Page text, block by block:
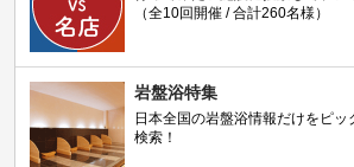
（全10回開催 / 合計260名様）
岩盤浴特集
日本全国の岩盤浴情報だけをピッ
検索！